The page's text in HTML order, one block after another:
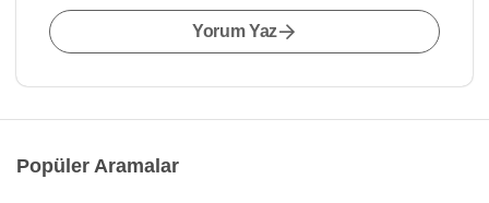
Yorum Yaz
Popüler Aramalar